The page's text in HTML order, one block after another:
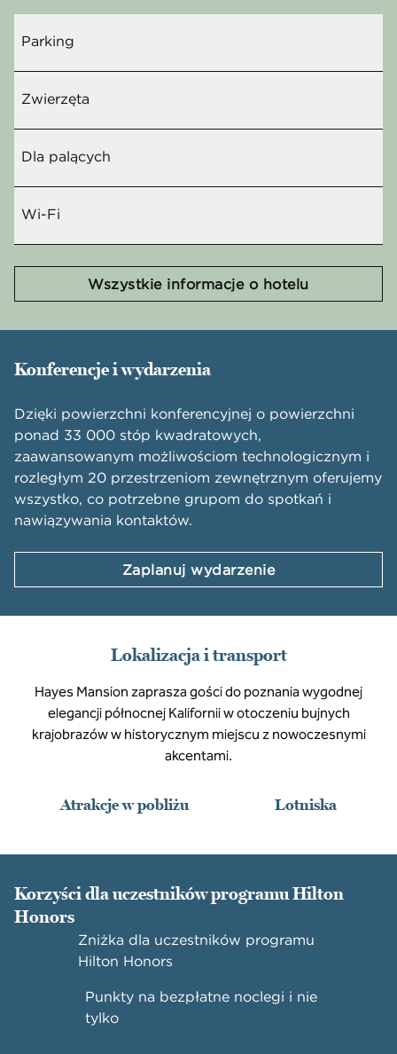
Parking
Zwierzęta
Dla palących
Wi-Fi
Wszystkie informacje o hotelu
Konferencje i wydarzenia
Dzięki powierzchni konferencyjnej o powierzchni
ponad 33 000 stóp kwadratowych,
zaawansowanym możliwościom technologicznym i
rozległym 20 przestrzeniom zewnętrznym oferujemy
wszystko, co potrzebne grupom do spotkań i
nawiązywania kontaktów.
Zaplanuj wydarzenie
Lokalizacja i transport
Hayes Mansion zaprasza gości do poznania wygodnej
elegancji północnej Kalifornii w otoczeniu bujnych
krajobrazów w historycznym miejscu z nowoczesnymi
akcentami.
Atrakcje w pobliżu Lotniska
Korzyści dla uczestników programu Hilton
Honors
Zniżka dla uczestników programu
Hilton Honors
Punkty na bezpłatne noclegi i nie
tylko